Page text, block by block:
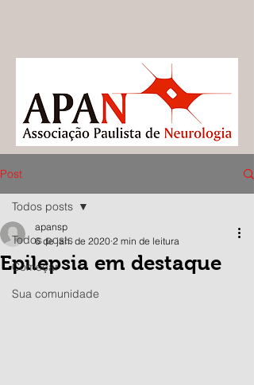
Post
Todos posts
Começar
Sua comunidade
Todos posts
Epilepsia em destaque
apansp
6 de jan. de 2020 2 min de leitura